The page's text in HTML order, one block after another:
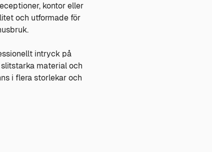
kontor eller
och utformade för
intryck på
material och
i flera storlekar och